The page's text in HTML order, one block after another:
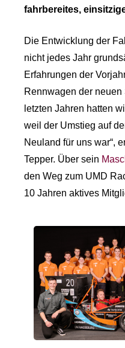
fahrbereites,
Die Entwicklung der
nicht jedes Jahr
Erfahrungen der
Rennwagen der neuen
letzten Jahren hatten
weil der Umstieg auf
Neuland für uns war“,
Tepper. Über sein
den Weg zum UMD
10 Jahren aktives